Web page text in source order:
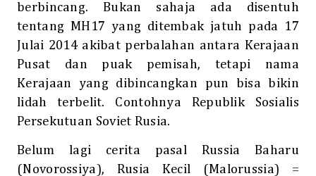
berbincang. Bukan sahaja ada disentuh
tentang MH17 yang ditembak jatuh pada 17
Julai 2014 akibat perbalahan antara Kerajaan
Pusat dan puak pemisah, tetapi nama
Kerajaan yang dibincangkan pun bisa bikin
lidah terbelit. Contohnya Republik Sosialis
Persekutuan Soviet Rusia.
Belum lagi cerita pasal Russia Baharu
(Novorossiya), Rusia Kecil (Malorussia) =